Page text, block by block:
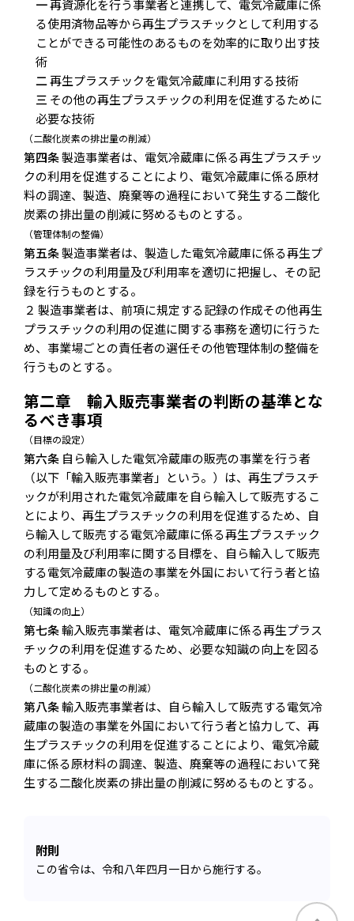
一再資源化を行う事業者と連携して、電気冷蔵庫に係
る使用済物品等から再生プラスチックとして利用する
ことができる可能性のあるものを効率的に取り出す技
術
二再生プラスチックを電気冷蔵庫に利用する技術
三 その他の再生プラスチックの利用を促進するために
必要な技術
（二酸化炭素の排出量の削減）
第四条製造事業者は、電気冷蔵庫に係る再生プラスチッ
クの利用を促進することにより、電気冷蔵庫に係る原材
料の調達、製造、廃棄等の過程において発生する二酸化
炭素の排出量の削減に努めるものとする。
（管理体制の整備）
第五条製造事業者は、製造した電気冷蔵庫に係る再生プ
ラスチックの利用量及び利用率を適切に把握し、その記
録を行うものとする。
２ 製造事業者は、前項に規定する記録の作成その他再生
プラスチックの利用の促進に関する事務を適切に行うた
め、事業場ごとの責任者の選任その他管理体制の整備を
行うものとする。
第二章 輸入販売事業者の判断の基準とな
るべき事項
（目標の設定）
第六条 自ら輸入した電気冷蔵庫の販売の事業を行う者
（以下「輸入販売事業者」という。）は、再生プラスチ
ックが利用された電気冷蔵庫を自ら輸入して販売するこ
とにより、再生プラスチックの利用を促進するため、自
ら輸入して販売する電気冷蔵庫に係る再生プラスチック
の利用量及び利用率に関する目標を、自ら輸入して販売
する電気冷蔵庫の製造の事業を外国において行う者と協
力して定めるものとする。
（知識の向上）
第七条輸入販売事業者は、電気冷蔵庫に係る再生プラス
チックの利用を促進するため、必要な知識の向上を図る
ものとする。
（二酸化炭素の排出量の削減）
第八条輸入販売事業者は、自ら輸入して販売する電気冷
蔵庫の製造の事業を外国において行う者と協力して、再
生プラスチックの利用を促進することにより、電気冷蔵
庫に係る原材料の調達、製造、廃棄等の過程において発
生する二酸化炭素の排出量の削減に努めるものとする。
附則
この省令は、令和八年四月一日から施行する。